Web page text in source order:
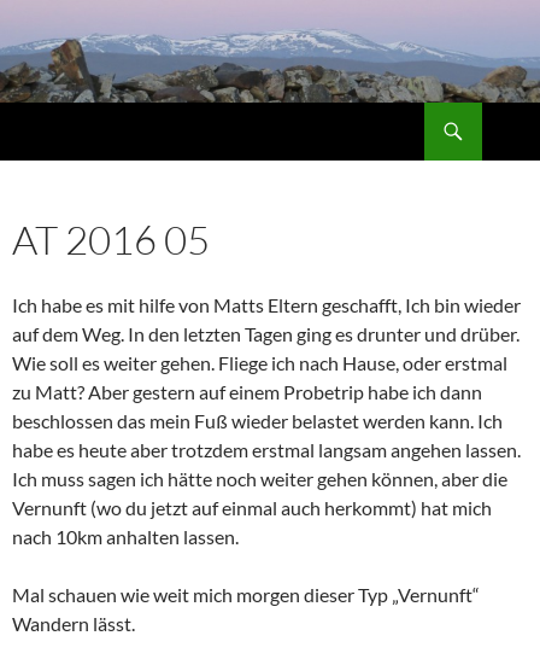
AT 2016 05
Ich habe es mit hilfe von Matts Eltern geschafft, Ich bin wieder
auf dem Weg. In den letzten Tagen ging es drunter und drüber.
Wie soll es weiter gehen. Fliege ich nach Hause, oder erstmal
zu Matt?Aber gestern auf einem Probetrip habe ich dann
beschlossen das mein Fuß wieder belastet werden kann. Ich
habe es heute aber trotzdem erstmal langsam angehen lassen.
Ich muss sagen ich hätte noch weiter gehen können, aber die
Vernunft (wo du jetzt auf einmal auch herkommt) hat mich
nach 10km anhalten lassen.
Mal schauen wie weit mich morgen dieser Typ „Vernunft“
Wandern lässt.